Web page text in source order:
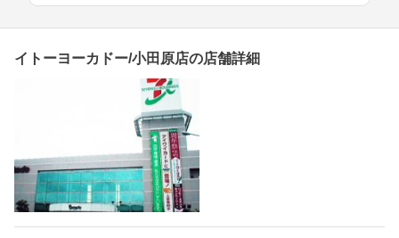
イトーヨーカドー/小田原店の店舗詳細